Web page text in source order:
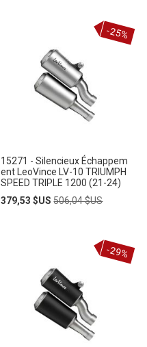
15271 - Silencieux Échappem
ent LeoVince LV-10 TRIUMPH
SPEED TRIPLE 1200 (21-24)
Prix
379,53 $US Prix
506,04 $US
-25%
-29%